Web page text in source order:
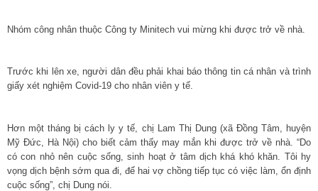
Nhóm công nhân thuộc Công ty Minitech vui mừng khi được trở về nhà.
Trước khi lên xe, người dân đều phải khai báo thông tin cá nhân và trình
giấy xét nghiệm Covid-19 cho nhân viên y tế.
Hơn một tháng bị cách ly y tế, chị Lam Thị Dung (xã Đồng Tâm, huyện
Mỹ Đức, Hà Nội) cho biết cảm thấy may mắn khi được trở về nhà. “Do
có con nhỏ nên cuộc sống, sinh hoạt ở tâm dịch khá khó khăn. Tôi hy
vọng dịch bệnh sớm qua đi, để hai vợ chồng tiếp tục có việc làm, ổn định
cuộc sống”, chị Dung nói.